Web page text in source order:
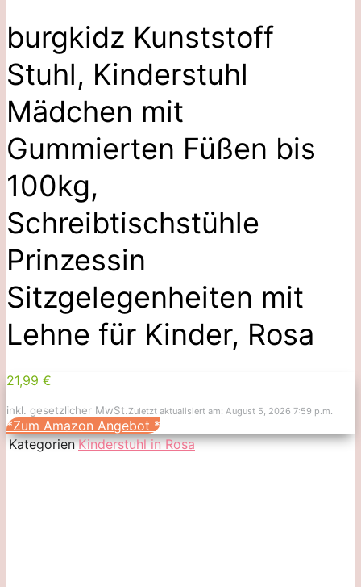
burgkidz Kunststoff
Stuhl, Kinderstuhl
Mädchen mit
Gummierten Füßen bis
100kg,
Schreibtischstühle
Prinzessin
Sitzgelegenheiten mit
Lehne für Kinder, Rosa
21,99 €
inkl. gesetzlicher MwSt.Zuletzt aktualisiert am: August 5, 2026 7:59 p.m.
*Zum Amazon Angebot *
Kategorien Kinderstuhl in Rosa